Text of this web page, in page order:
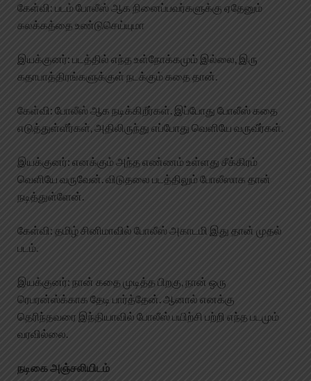
கேள்வி: படம் போலீஸ் ஆக நினைப்பவர்களுக்கு ஏதேனும்
கலக்கத்தை உண்டுசெய்யுமா
இயக்குனர்: படத்தில் எந்த உள்நோக்கமும் இல்லை, இரு
கதாபாத்திரங்களுக்குள் நடக்கும் கதை தான்.
கேள்வி: போலீஸ் ஆக நடிக்கிறீர்கள். இப்போது போலீஸ் கதை
எடுத்துள்ளீர்கள், அதிலிருந்து எப்போது வெளியே வருவீர்கள்.
இயக்குனர்: எனக்கும் அந்த எண்ணம் உள்ளது சீக்கிரம்
வெளியே வருவேன். விடுதலை படத்திலும் போலீஸாக தான்
நடித்துள்ளேன்.
கேள்வி: தமிழ் சினிமாவில் போலீஸ் அகாடமி இது தான் முதல்
படம்.
இயக்குனர்: நான் கதை முடித்த பிறகு, நான் ஒரு
ரெபரன்ஸ்க்காக தேடி பார்த்தேன். ஆனால் எனக்கு
தெரிந்தவரை இந்தியாவில் போலீஸ் பயிற்சி பற்றி எந்த படமும்
வரவில்லை.
நடிகை அஞ்சலியிடம்